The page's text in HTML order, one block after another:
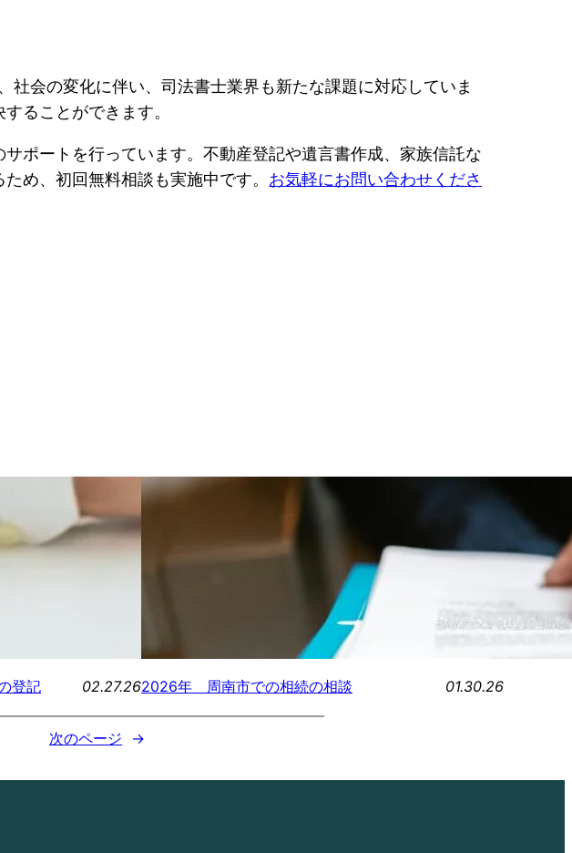
会の変化に伴い、司法書士業界も新たな課題に対応していま
ることができます。
ポートを行っています。不動産登記や遺言書作成、家族信託な
め、初回無料相談も実施中です。 お気軽にお問い合わせくださ
登記 02.27.262026年 周南市での相続の相談 01.30.26
次のページ →